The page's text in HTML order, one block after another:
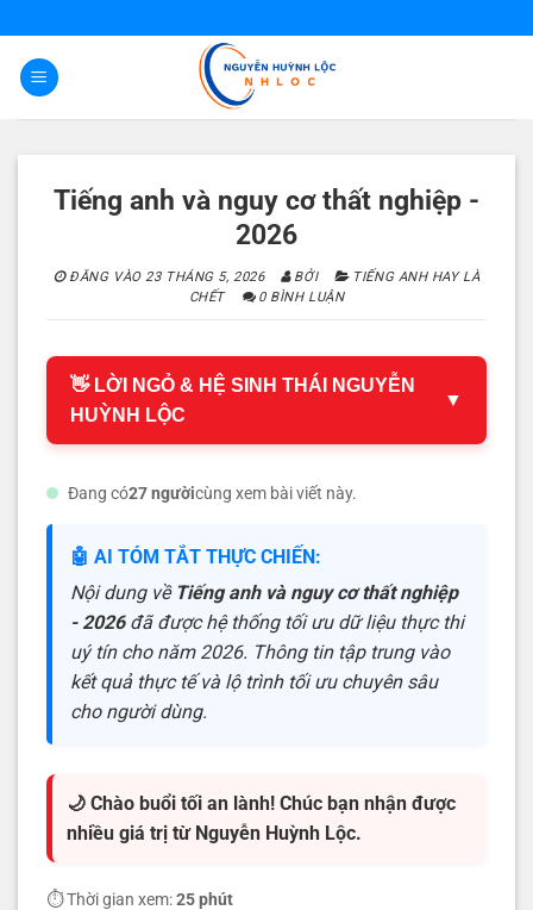
nội
dung
Tiếng anh và nguy cơ thất nghiệp -
2026
ĐĂNG VÀO 23 THÁNG 5, 2026 BỞI
TIẾNG ANH HAY LÀ
CHẾT
0 BÌNH LUẬN
👋 LỜI NGỎ & HỆ SINH THÁI NGUYỄN
HUỲNH LỘC
▼
Đang có27 ngườicùng xem bài viết này.
🤖 AI TÓM TẮT THỰC CHIẾN:
Nội dung về Tiếng anh và nguy cơ thất nghiệp
- 2026đã được hệ thống tối ưu dữ liệu thực thi
uý tín cho năm 2026. Thông tin tập trung vào
kết quả thực tế và lộ trình tối ưu chuyên sâu
cho người dùng.
🌙 Chào buổi tối an lành! Chúc bạn nhận được
nhiều giá trị từ Nguyễn Huỳnh Lộc.
⏱️ Thời gian xem:25 phút